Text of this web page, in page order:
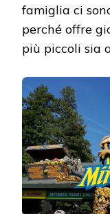
famiglia ci
perché offre
più piccoli sia